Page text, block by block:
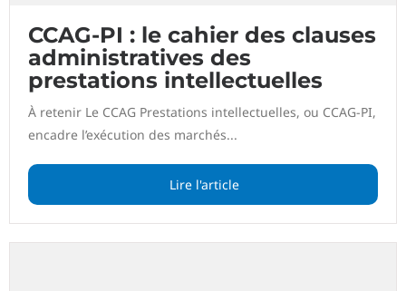
CCAG-PI : le cahier des clauses
administratives des
prestations intellectuelles
À retenir Le CCAG Prestations intellectuelles, ou CCAG-PI,
encadre l’exécution des marchés...
Lire l'article